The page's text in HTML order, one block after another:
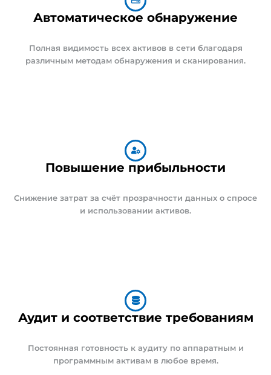
Автоматическое обнаружение
Полная видимость всех активов в сети благодаря
различным методам обнаружения и сканирования.
Повышение прибыльности
Снижение затрат за счёт прозрачности данных о спросе
и использовании активов.
Аудит и соответствие требованиям
Постоянная готовность к аудиту по аппаратным и
программным активам в любое время.